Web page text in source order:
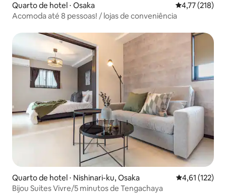
Quarto de hotel ⋅ Osaka 4,77 de uma
4,77 (218)
Acomoda até 8 pessoas! / lojas de conveniência
Quarto de hotel ⋅ Nishinari-ku, Osaka 4,61 de uma
4,61 (122)
Bijou Suites Vivre/5 minutos de Tengachaya